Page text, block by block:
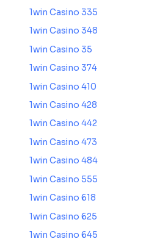
1win Casino 335
1win Casino 348
1win Casino 35
1win Casino 374
1win Casino 410
1win Casino 428
1win Casino 442
1win Casino 473
1win Casino 484
1win Casino 555
1win Casino 618
1win Casino 625
1win Casino 645